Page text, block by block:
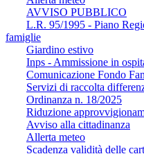
AVVISO PUBBLICO
L.R. 95/1995 - Piano
famiglie
Giardino estivo
Inps - Ammissione in
Comunicazione Fondo
Servizi di raccolta
Ordinanza n. 18/2025
Riduzione
Avviso alla cittadinanza
Allerta meteo
Scadenza validità delle